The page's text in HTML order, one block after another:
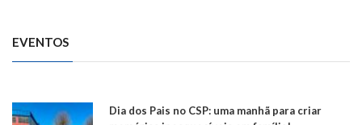
EVENTOS
Dia dos Pais no CSP: uma manhã para criar